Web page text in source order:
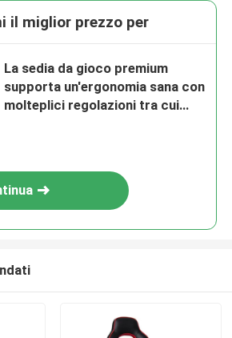
il miglior prezzo per
La sedia da gioco premium
supporta un'ergonomia sana con
molteplici regolazioni tra cui